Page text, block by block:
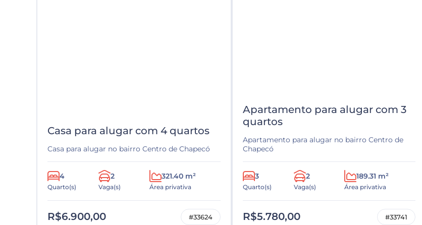
Casa para alugar com 4 quartos
Casa para alugar no bairro Centro de Chapecó
4
Quarto(s)
2
Vaga(s)
321.40 m²
Área privativa
R$6.900,00 #33624
Apartamento para alugar com 3
quartos
Apartamento para alugar no bairro Centro de
Chapecó
3
Quarto(s)
2
Vaga(s)
189.31 m²
Área privativa
R$5.780,00 #33741